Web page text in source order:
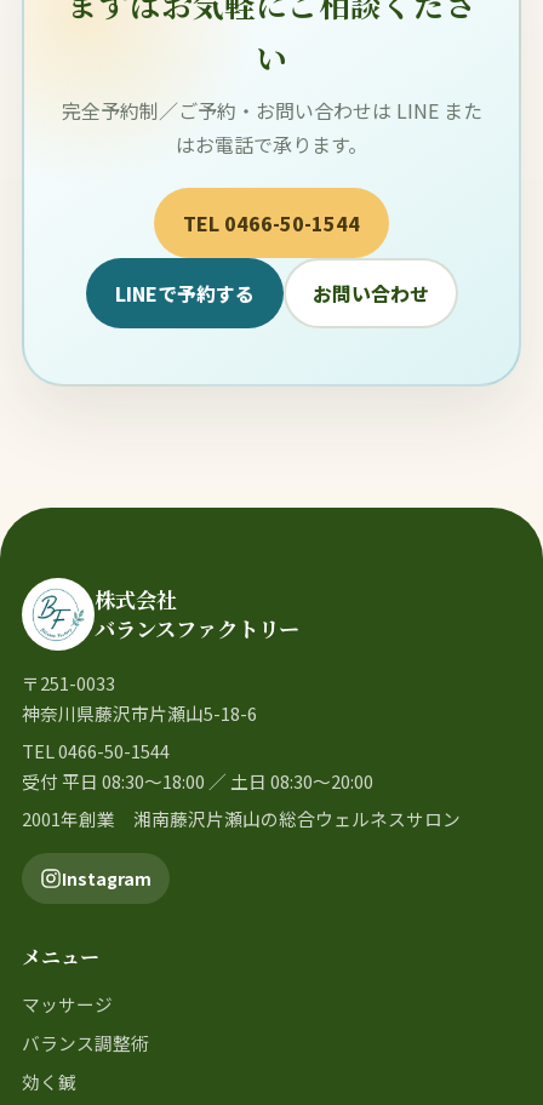
い
完全予約制／ご予約・お問い合わせは LINE また
はお電話で承ります。
TEL 0466-50-1544
LINEで予約する お問い合わせ
株式会社
バランスファクトリー
〒251-0033
神奈川県藤沢市片瀬山5-18-6
TEL 0466-50-1544
受付 平日 08:30〜18:00 ／ 土日 08:30〜20:00
2001年創業 湘南藤沢片瀬山の総合ウェルネスサロン
Instagram
メニュー
マッサージ
バランス調整術
効く鍼